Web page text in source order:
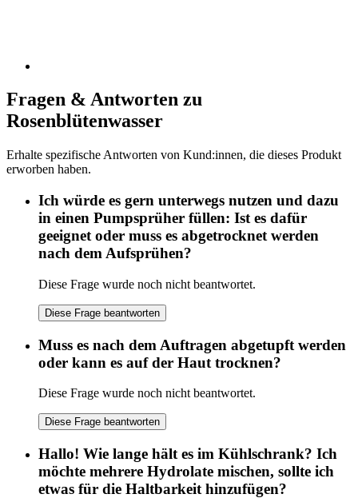
Fragen & Antworten zu
Rosenblütenwasser
Erhalte spezifische Antworten von Kund:innen, die dieses Produkt
erworben haben.
Ich würde es gern unterwegs nutzen und dazu
in einen Pumpsprüher füllen: Ist es dafür
geeignet oder muss es abgetrocknet werden
nach dem Aufsprühen?
Diese Frage wurde noch nicht beantwortet.
Diese Frage beantworten
Muss es nach dem Auftragen abgetupft werden
oder kann es auf der Haut trocknen?
Diese Frage wurde noch nicht beantwortet.
Diese Frage beantworten
Hallo! Wie lange hält es im Kühlschrank? Ich
möchte mehrere Hydrolate mischen, sollte ich
etwas für die Haltbarkeit hinzufügen?